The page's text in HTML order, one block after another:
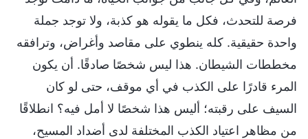
فرصة للتحدث، فكل ما يقوله هو كذبة، ولا توجد جملة
واحدة حقيقية. كله ينطوي على مقاصد وأغراض، وترافقه
مخططات الشيطان. هذا ليس شخصًا صادقًا. أن يكون
المرء قادرًا على الكذب في أي موقف، حتى لو كان
السيف على رقبته؛ أليس هذا شخصًا لا أمل فيه؟ انطلاقًا
من مظاهر اعتياد الكذب المختلفة لدى أضداد المسيح،